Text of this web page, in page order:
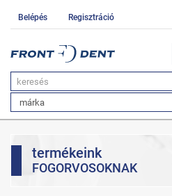
Belépés Regisztráció
termékeink
FOGORVOSOKNAK